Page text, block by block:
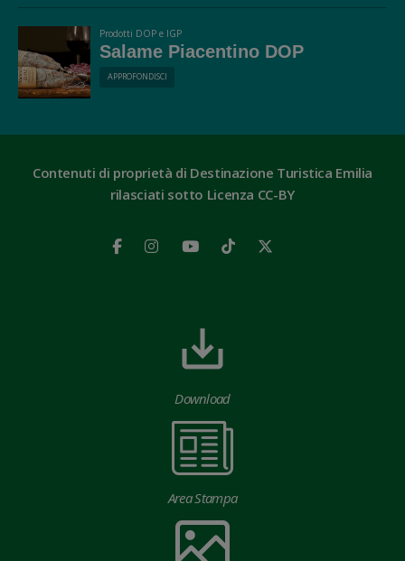
Prodotti DOP e IGP
Salame Piacentino DOP
APPROFONDISCI
Contenuti di proprietà di Destinazione Turistica Emilia
rilasciati sotto Licenza CC-BY
Download
Area Stampa